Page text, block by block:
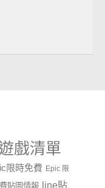
戲清單
限時免費 Epic 限
貼圖情報 line貼